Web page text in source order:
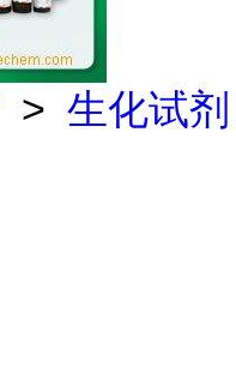
> 生化试剂